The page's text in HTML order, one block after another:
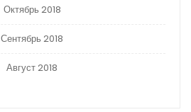
Октябрь 2018
Сентябрь 2018
Август 2018